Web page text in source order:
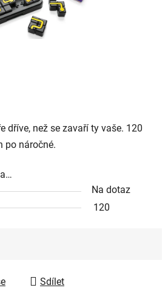
dříve, než se zavaří ty vaše. 120
po náročné.
Na dotaz
120
Sdílet